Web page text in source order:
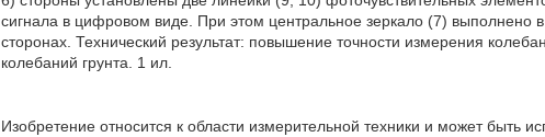
сигнала в цифровом виде. При этом центральное зеркало (7)
сторонах. Технический результат: повышение точности измерения
колебаний грунта. 1 ил.
Изобретение относится к области измерительной техники и может быть